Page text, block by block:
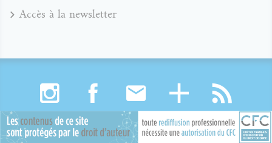
Accès à la newsletter